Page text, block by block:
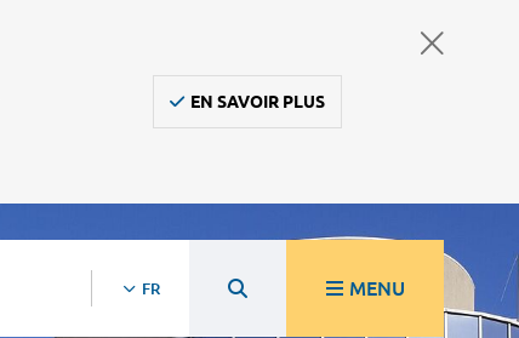
EN SAVOIR PLUS
FR MENU